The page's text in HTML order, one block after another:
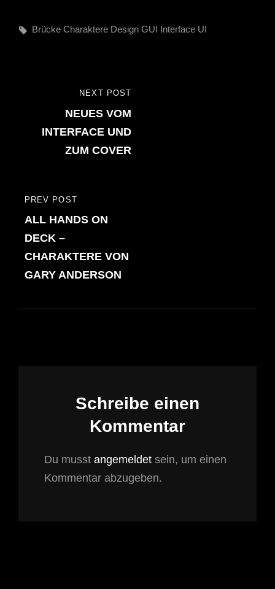
Tags,
Brücke Charaktere Design GUI Interface UI
Beitragsnavigation
PREVIOUS
POST
PREV POST
ALL HANDS ON
DECK –
CHARAKTERE VON
GARY ANDERSON
NEXT POST
NEUES VOM
INTERFACE UND
ZUM COVER
Schreibe einen
Kommentar
Du musst angemeldet sein, um einen
Kommentar abzugeben.